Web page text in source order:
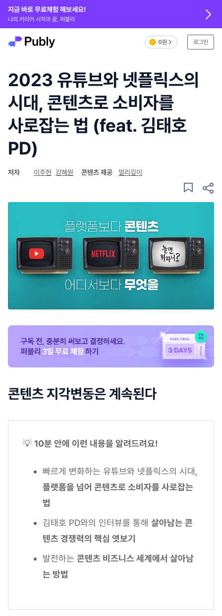
지금 바로 무료체험 해보세요!
나의 커리어 시작과 끝, 퍼블리
0원 로그인
2023 유튜브와 넷플릭스의
시대, 콘텐츠로 소비자를
사로잡는 법 (feat. 김태호
PD)
저자 이주현 강혜원 콘텐츠 제공 멀리깊이
콘텐츠 지각변동은 계속된다
💡 10분 안에 이런 내용을 알려드려요!
빠르게 변화하는 유튜브와 넷플릭스의 시대,
플랫폼을 넘어 콘텐츠로 소비자를 사로잡는
법
김태호 PD와의 인터뷰를 통해 살아남는 콘
텐츠 경쟁력의 핵심 엿보기
발전하는 콘텐츠 비즈니스 세계에서 살아남
는 방법